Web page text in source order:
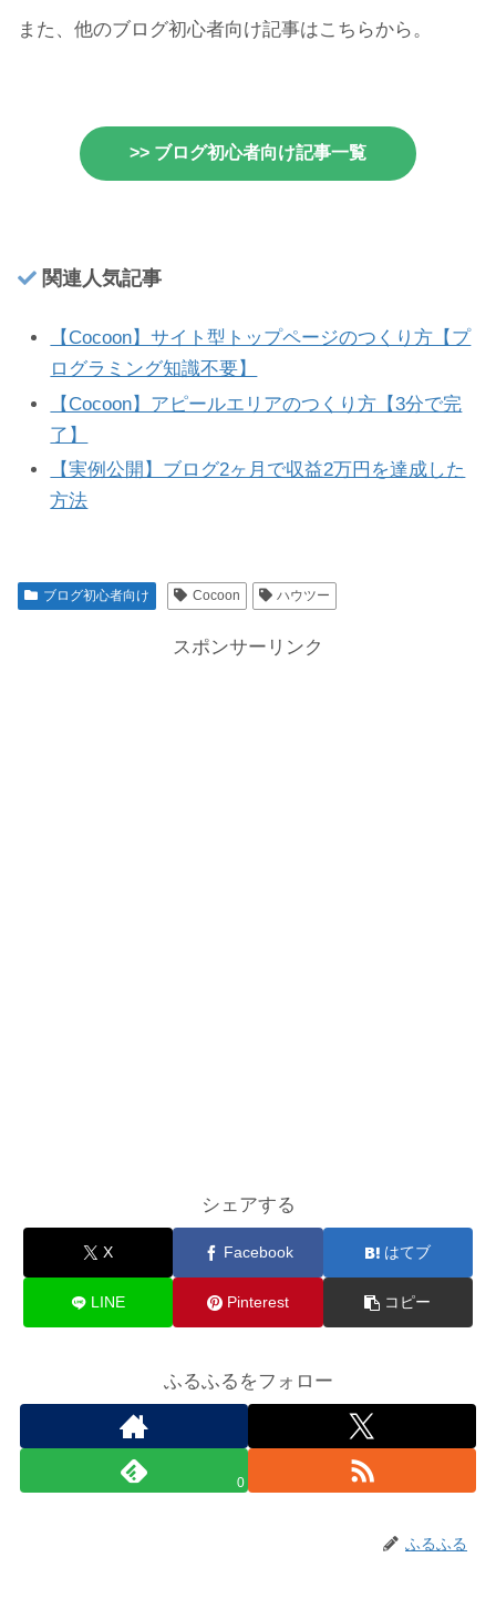
また、他のブログ初心者向け記事はこちらから。
>> ブログ初心者向け記事一覧
関連人気記事
【Cocoon】サイト型トップページのつくり方【プ
ログラミング知識不要】
【Cocoon】アピールエリアのつくり方【3分で完
了】
【実例公開】ブログ2ヶ月で収益2万円を達成した
方法
ブログ初心者向け Cocoon ハウツー
スポンサーリンク
シェアする
X Facebook はてブ
LINE Pinterest コピー
ふるふるをフォロー
0
ふるふる